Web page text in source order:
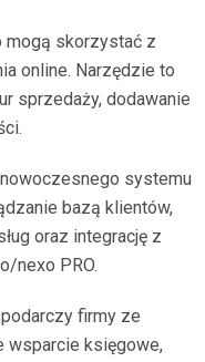
mogą skorzystać z
online. Narzędzie to
sprzedaży, dodawanie
systemu
bazą klientów,
oraz integrację z
nexo PRO.
firmy ze
wsparcie księgowe,